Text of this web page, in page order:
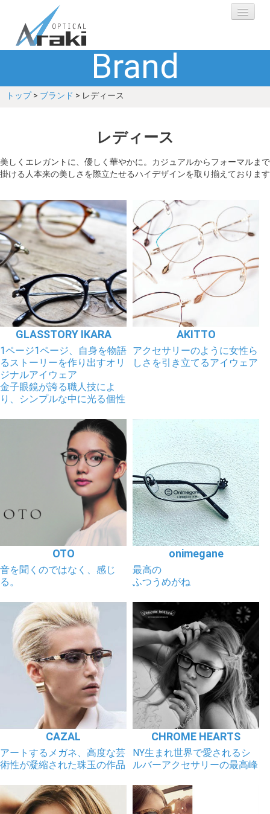
ブランド
補聴器
Q&A
お客さまの声
ギャラリー
コラム
ブログ
採用
Brand
トップ> ブランド > レディース
レディース
美しくエレガントに、優しく華やかに。カジュアルからフォーマルまで
掛ける人本来の美しさを際立たせるハイデザインを取り揃えております
GLASSTORY IKARA
1ページ1ページ、自身を物語
るストーリーを作り出すオリ
ジナルアイウェア
金子眼鏡が誇る職人技によ
り、シンプルな中に光る個性
AKITTO
アクセサリーのように女性ら
しさを引き立てるアイウェア
OTO
音を聞くのではなく、感じ
る。
onimegane
最高の
ふつうめがね
CAZAL
アートするメガネ、高度な芸
術性が凝縮された珠玉の作品
CHROME HEARTS
NY生まれ世界で愛されるシ
ルバーアクセサリーの最高峰